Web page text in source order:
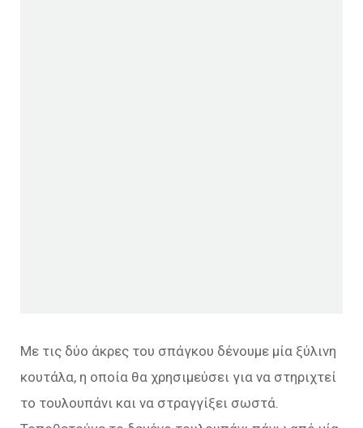
Με τις δύο άκρες του σπάγκου δένουμε μία ξύλινη
κουτάλα, η οποία θα χρησιμεύσει για να στηριχτεί
το τουλουπάνι και να στραγγίξει σωστά.